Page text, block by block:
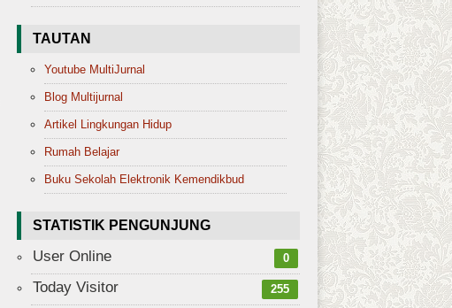
TAUTAN
Youtube MultiJurnal
Blog Multijurnal
Artikel Lingkungan Hidup
Rumah Belajar
Buku Sekolah Elektronik Kemendikbud
STATISTIK PENGUNJUNG
User Online 0
Today Visitor 255